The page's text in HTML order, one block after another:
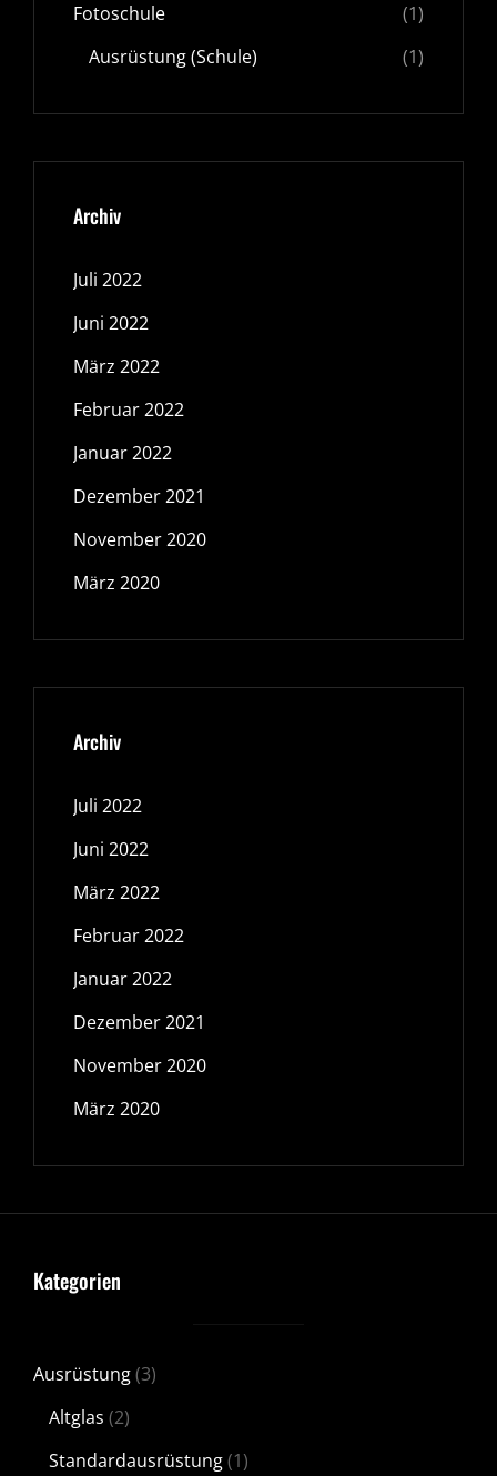
Fotoschule
(1)
Ausrüstung (Schule)
(1)
Archiv
Juli 2022
Juni 2022
März 2022
Februar 2022
Januar 2022
Dezember 2021
November 2020
März 2020
Archiv
Juli 2022
Juni 2022
März 2022
Februar 2022
Januar 2022
Dezember 2021
November 2020
März 2020
Kategorien
Ausrüstung(3)
Altglas (2)
Standardausrüstung(1)